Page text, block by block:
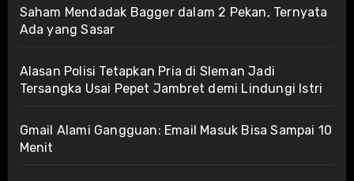
Saham Mendadak Bagger dalam 2 Pekan, Ternyata
Ada yang Sasar
Alasan Polisi Tetapkan Pria di Sleman Jadi
Tersangka Usai Pepet Jambret demi Lindungi Istri
Gmail Alami Gangguan: Email Masuk Bisa Sampai 10
Menit